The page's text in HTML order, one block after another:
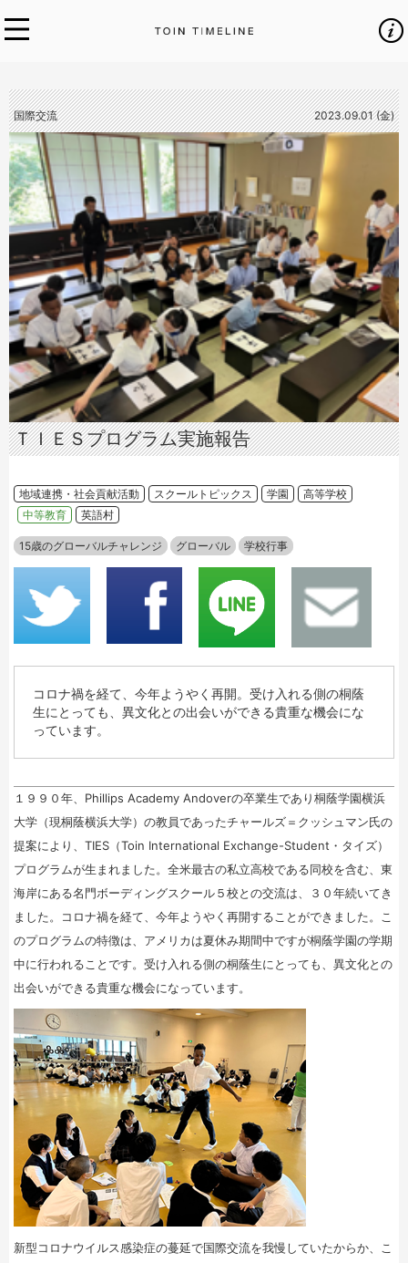
国際交流 2023.09.01 (金)
ＴＩＥＳプログラム実施報告
地域連携・社会貢献活動 スクールトピックス 学園
高等学校
中等教育
英語村
15歳のグローバルチャレンジ グローバル 学校行事
コロナ禍を経て、今年ようやく再開。受け入れる側の桐蔭
生にとっても、異文化との出会いができる貴重な機会にな
っています。
１９９０年、Phillips Academy Andoverの卒業生であり桐蔭学園横浜
大学（現桐蔭横浜大学）の教員であったチャールズ＝クッシュマン氏の
提案により、TIES（Toin International Exchange-Student・タイズ）
プログラムが生まれました。全米最古の私立高校である同校を含む、東
海岸にある名門ボーディングスクール５校との交流は、３０年続いてき
ました。コロナ禍を経て、今年ようやく再開することができました。こ
のプログラムの特徴は、アメリカは夏休み期間中ですが桐蔭学園の学期
中に行われることです。受け入れる側の桐蔭生にとっても、異文化との
出会いができる貴重な機会になっています。
新型コロナウイルス感染症の蔓延で国際交流を我慢していたからか、こ